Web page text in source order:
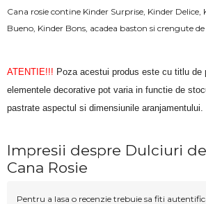
Cana rosie contine Kinder Surprise, Kinder Delice,
Bueno, Kinder Bons, acadea baston si crengute
ATENTIE!!! Poza acestui produs este cu titlu de
elementele decorative pot varia in functie de
pastrate aspectul si dimensiunile aranjamentului.
Impresii despre Dulciuri
Cana Rosie
Pentru a lasa o recenzie trebuie sa fiti